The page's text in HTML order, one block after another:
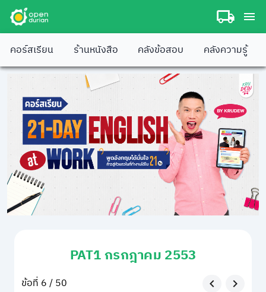
คอร์สเรียน ร้านหนังสือ คลังข้อสอบ คลังความรู้
PAT1 กรกฎาคม 2553
ข้อที่ 6 / 50